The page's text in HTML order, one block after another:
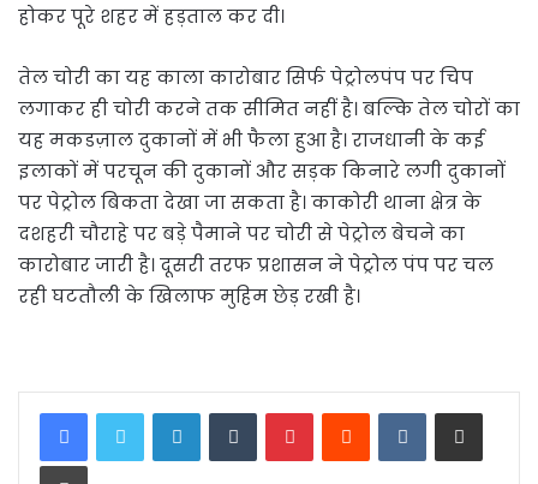
होकर पूरे शहर में हड़ताल कर दी।
तेल चोरी का यह काला कारोबार सिर्फ पेट्रोलपंप पर चिप
लगाकर ही चोरी करने तक सीमित नहीं है। बल्कि तेल चोरों का
यह मकडज़ाल दुकानों में भी फैला हुआ है। राजधानी के कई
इलाकों में परचून की दुकानों और सड़क किनारे लगी दुकानों
पर पेट्रोल बिकता देखा जा सकता है। काकोरी थाना क्षेत्र के
दशहरी चौराहे पर बड़े पैमाने पर चोरी से पेट्रोल बेचने का
कारोबार जारी है। दूसरी तरफ प्रशासन ने पेट्रोल पंप पर चल
रही घटतौली के खिलाफ मुहिम छेड़ रखी है।
LinkedInTumblrPinterestReddit VKontakteShare via Email
Print